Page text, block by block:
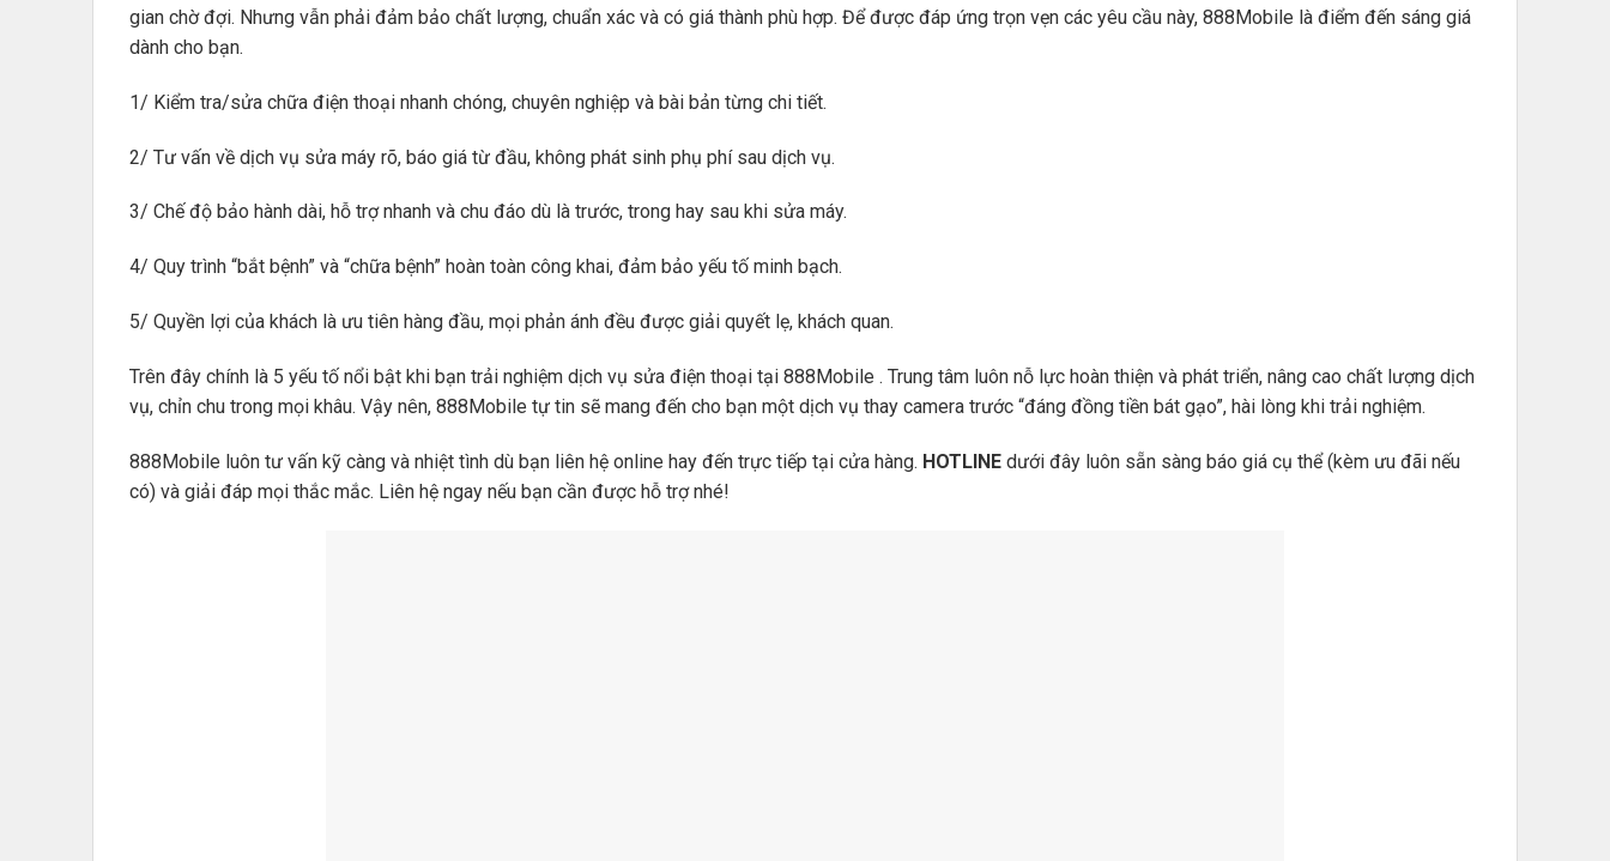
gian chờ đợi. Nhưng vẫn phải đảm bảo chất lượng, chuẩn xác và có giá thành phù hợp. Để được đáp ứng trọn vẹn các yêu cầu này, 888Mobile là điểm đến sáng giá
dành cho bạn.
1/ Kiểm tra/sửa chữa điện thoại nhanh chóng, chuyên nghiệp và bài bản từng chi tiết.
2/ Tư vấn về dịch vụ sửa máy rõ, báo giá từ đầu, không phát sinh phụ phí sau dịch vụ.
3/ Chế độ bảo hành dài, hỗ trợ nhanh và chu đáo dù là trước, trong hay sau khi sửa máy.
4/ Quy trình “bắt bệnh” và “chữa bệnh” hoàn toàn công khai, đảm bảo yếu tố minh bạch.
5/ Quyền lợi của khách là ưu tiên hàng đầu, mọi phản ánh đều được giải quyết lẹ, khách quan.
Trên đây chính là 5 yếu tố nổi bật khi bạn trải nghiệm dịch vụ sửa điện thoại tại 888Mobile . Trung tâm luôn nỗ lực hoàn thiện và phát triển, nâng cao chất lượng dịch
vụ, chỉn chu trong mọi khâu. Vậy nên, 888Mobile tự tin sẽ mang đến cho bạn một dịch vụ thay camera trước “đáng đồng tiền bát gạo”, hài lòng khi trải nghiệm.
888Mobile luôn tư vấn kỹ càng và nhiệt tình dù bạn liên hệ online hay đến trực tiếp tại cửa hàng. HOTLINE dưới đây luôn sẵn sàng báo giá cụ thể (kèm ưu đãi nếu
có) và giải đáp mọi thắc mắc. Liên hệ ngay nếu bạn cần được hỗ trợ nhé!